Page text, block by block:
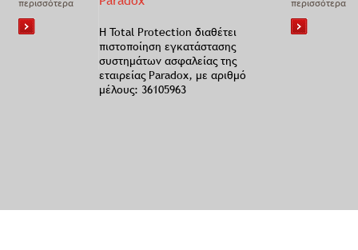
περισσότερα
Η Total Protection διαθέτει
πιστοποίηση εγκατάστασης
συστημάτων ασφαλείας της
εταιρείας Paradox, με αριθμό
μέλους: 36105963
περισσότερα